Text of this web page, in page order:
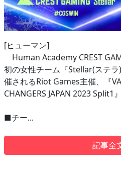
[ヒューマン]
Human Academy CREST
初の女性チーム『Stellar(ステ
催されるRiot Games主催、『
CHANGERS JAPAN 2023 Split1
■チー...
記事全